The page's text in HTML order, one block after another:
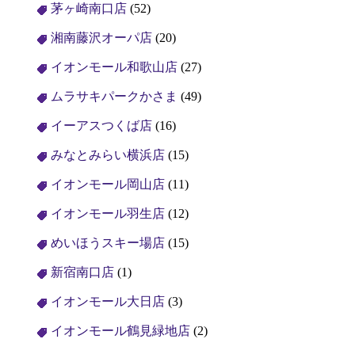
茅ヶ崎南口店 (52)
湘南藤沢オーパ店 (20)
イオンモール和歌山店 (27)
ムラサキパークかさま (49)
イーアスつくば店 (16)
みなとみらい横浜店 (15)
イオンモール岡山店 (11)
イオンモール羽生店 (12)
めいほうスキー場店 (15)
新宿南口店 (1)
イオンモール大日店 (3)
イオンモール鶴見緑地店 (2)